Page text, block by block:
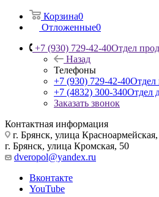
Корзина0
Отложенные0
+7 (930) 729-42-40Отдел
Назад
Телефоны
+7 (930) 729-42-40Отдел
+7 (4832) 300-340Отдел
Заказать звонок
Контактная информация
г. Брянск, улица
г. Брянск, улица Кромская, 50
dveropol@yandex.ru
Вконтакте
YouTube